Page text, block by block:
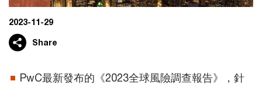
2023-11-29
Share
PwC最新發布的《2023全球風險調查報告》，針